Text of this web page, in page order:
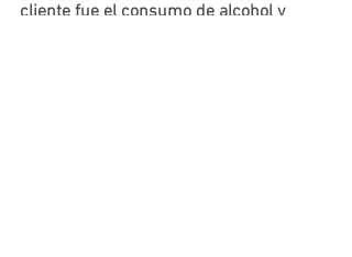
cliente fue el consumo de alcohol y